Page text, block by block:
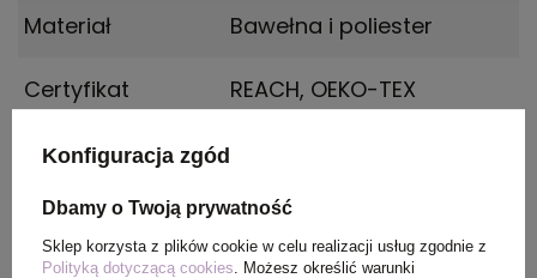
Materiał Bawełna i poliester
Certyfikat REACH, OEKO-TEX
Płeć
Wymiary
produktu
Rozmiar: 3XL
Konfiguracja zgód
Dbamy o Twoją prywatność
Sklep korzysta z plików cookie w celu realizacji usług zgodnie z
Polityką dotyczącą cookies . Możesz określić warunki